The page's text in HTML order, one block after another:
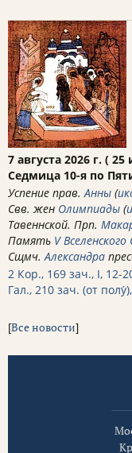
7 августа 2026 г. (
Седмица 10-я по
Успение прав. Анны (
Свв. жен Олимпиады (
Тавеннской. Прп.
Память V
Сщмч. Александра
2 Кор., 169 зач., I, 12-
Гал., 210 зач. (от
[Все новости]